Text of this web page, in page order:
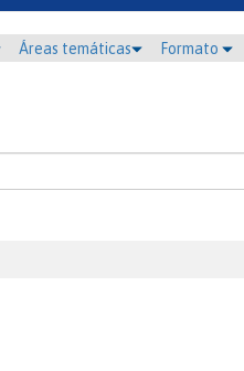
Áreas temáticas Formato